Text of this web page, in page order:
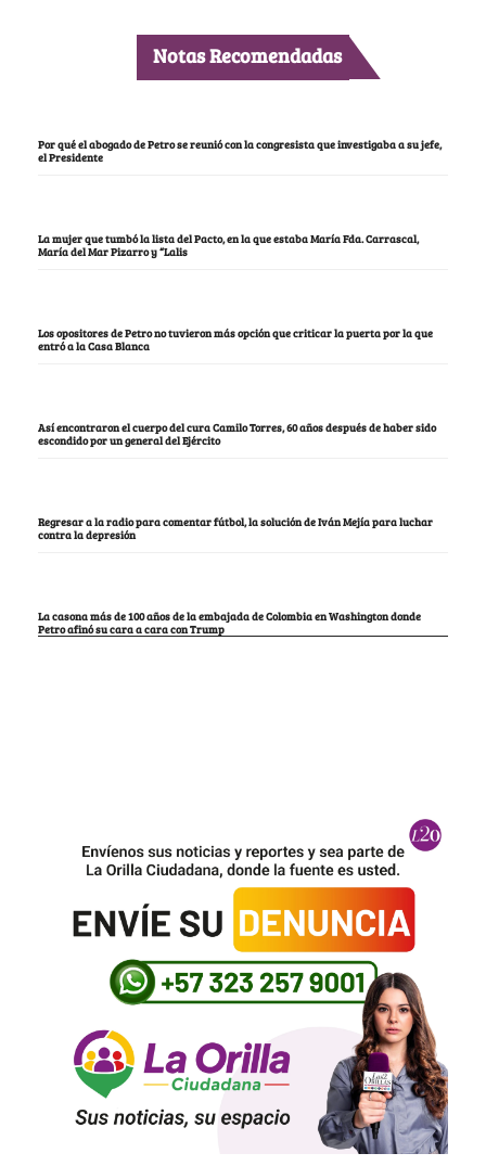
Notas Recomendadas
Por qué el abogado de Petro se reunió con la congresista que investigaba a su jefe,
el Presidente
La mujer que tumbó la lista del Pacto, en la que estaba María Fda. Carrascal,
María del Mar Pizarro y “Lalis
Los opositores de Petro no tuvieron más opción que criticar la puerta por la que
entró a la Casa Blanca
Así encontraron el cuerpo del cura Camilo Torres, 60 años después de haber sido
escondido por un general del Ejército
Regresar a la radio para comentar fútbol, la solución de Iván Mejía para luchar
contra la depresión
La casona más de 100 años de la embajada de Colombia en Washington donde
Petro afinó su cara a cara con Trump